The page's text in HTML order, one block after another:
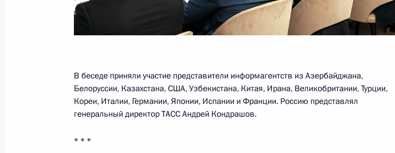
Санкт-Петербург
Совещание с членами Правительства
4 июня 2024 года, 20:40 Санкт-Петербург
Рабочая встреча с Андреем Турчаком
В беседе приняли участие представители информагентств из Азербайджана,
Белоруссии, Казахстана, США, Узбекистана, Китая, Ирана, Великобритании, Турции,
Кореи, Италии, Германии, Японии, Испании и Франции. Россию представлял
генеральный директор ТАСС Андрей Кондрашов.
* * *